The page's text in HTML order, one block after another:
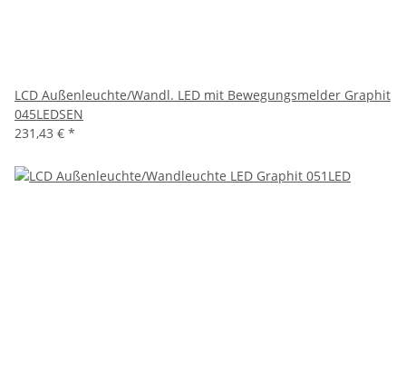
LCD Außenleuchte/Wandl. LED mit Bewegungsmelder Graphit
045LEDSEN
231,43 € *